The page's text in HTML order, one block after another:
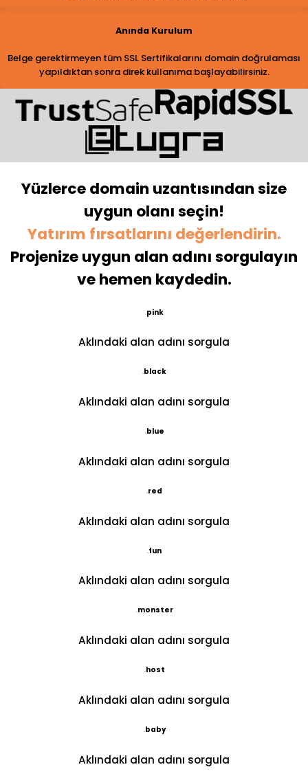
Anında Kurulum
Belge gerektirmeyen tüm SSL Sertifikalarını domain doğrulaması
yapıldıktan sonra direk kullanıma başlayabilirsiniz.
Yüzlerce domain uzantısından size
uygun olanı seçin!
Yatırım fırsatlarını değerlendirin.
Projenize uygun alan adını sorgulayın
ve hemen kaydedin.
.pink
Aklındaki alan adını sorgula
.black
Aklındaki alan adını sorgula
.blue
Aklındaki alan adını sorgula
.red
Aklındaki alan adını sorgula
.fun
Aklındaki alan adını sorgula
.monster
Aklındaki alan adını sorgula
.host
Aklındaki alan adını sorgula
.baby
Aklındaki alan adını sorgula